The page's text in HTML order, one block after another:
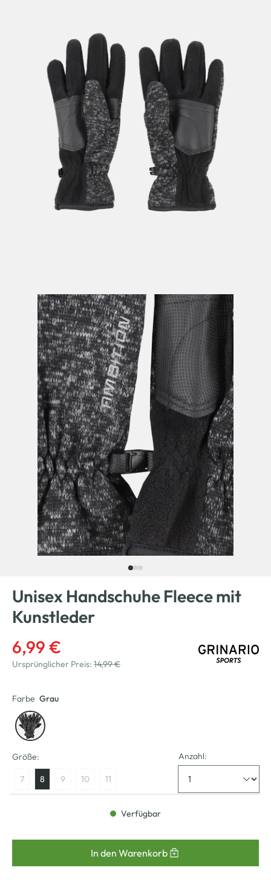
Unisex Handschuhe Fleece mit
Kunstleder
6,99 €
Ursprünglicher Preis: 14,99 €
Farbe Grau
Größe:
7 8 9 10 11
Anzahl:
Verfügbar
In den Warenkorb